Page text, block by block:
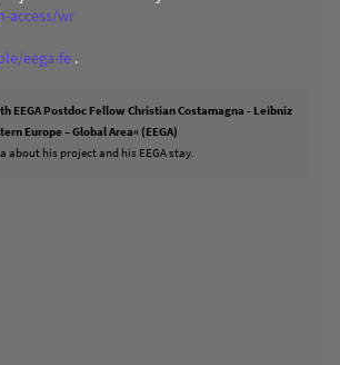
access/wr
eega-fe .
EEGA Postdoc Fellow Christian Costamagna - Leibniz
Europe – Global Area« (EEGA)
about his project and his EEGA stay.